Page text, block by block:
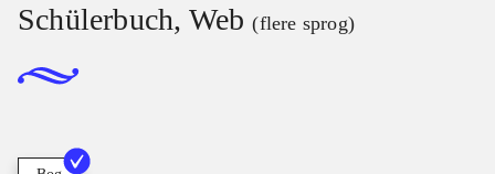
Schülerbuch, Web (flere sprog)